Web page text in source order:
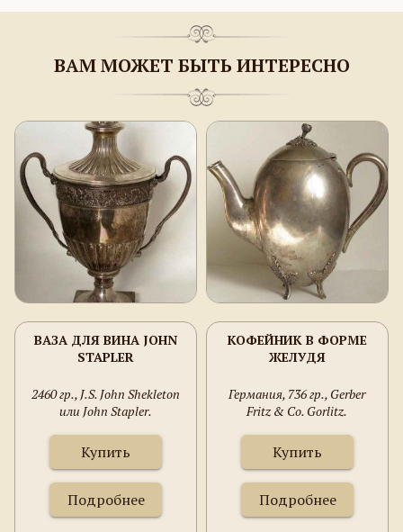
ВАМ МОЖЕТ БЫТЬ ИНТЕРЕСНО
ВАЗА ДЛЯ ВИНА JOHN
STAPLER
2460 гр., J.S. John Shekleton
или John Stapler.
Купить
Подробнее
КОФЕЙНИК В ФОРМЕ
ЖЕЛУДЯ
Германия, 736 гр., Gerber
Fritz & Co. Gorlitz.
Купить
Подробнее